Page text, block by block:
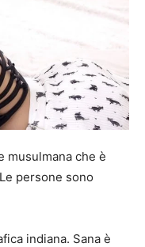
musulmana che è
persone sono
indiana. Sana è